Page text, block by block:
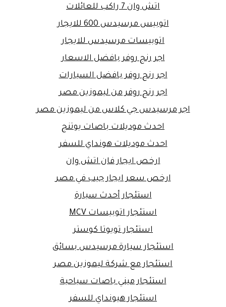
اتش وان 7 راكب للعائلات
اتوبيس مرسيدس 600 للايجار
اتوبيسات مرسيدس للايجار
اجر رنج روفر بافضل الاسعار
اجر رنج روفر بافضل السيارات
اجر رنج روفر من ليموزين مصر
اجر مرسيدس جي كلاس من ليموزين مصر
احدث موديلات باصات يوتنج
احدث موديلات هونداي للسفر
ارخص ايجار فان اتش وان
ارخص سعر ايجار جيب في مصر
استئجار أحدث سيارة
استئجار اتوبيسات MCV
استئجار تويوتا كوستر
استئجار سيارة مرسيدس بسائق
استئجار مع شركة ليموزين مصر
استئجار ميني باصات سياحية
استئجار هيونداي للسفر